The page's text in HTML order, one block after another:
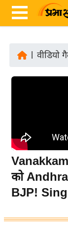
रा
ष्ट्री
य
अं
त
ष्ट्री
वीडियो
को
BJP!